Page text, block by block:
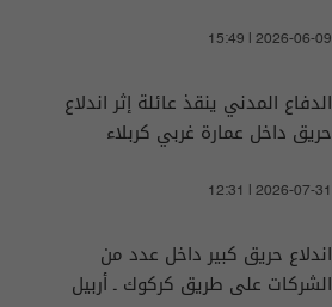
15:49 | 2026-06-09
الدفاع المدني ينقذ عائلة إثر اندلاع
حريق داخل عمارة غربي كربلاء
12:31 | 2026-07-31
اندلاع حريق كبير داخل عدد من
الشركات على طريق كركوك ـ أربيل